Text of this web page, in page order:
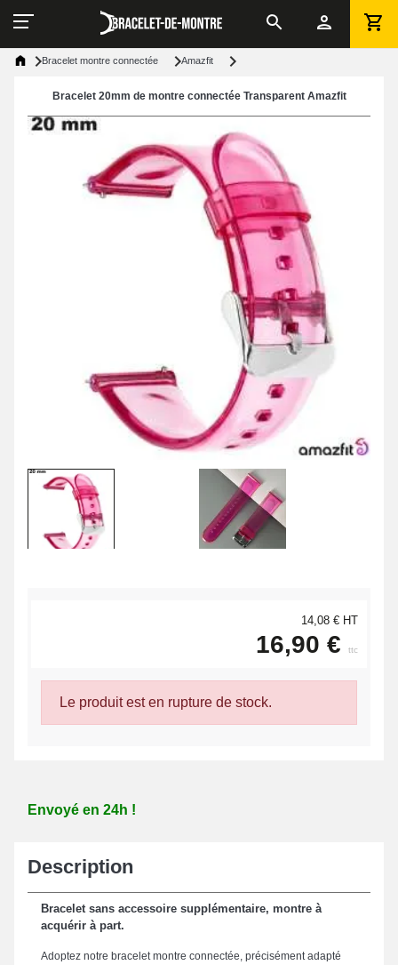
Bracelet montre connectée Amazfit
Bracelet 20mm de montre connectée Transparent Amazfit
14,08 € HT
16,90 € ttc
Le produit est en rupture de stock.
Envoyé en 24h !
Description
Bracelet sans accessoire supplémentaire, montre à
acquérir à part.
Adoptez notre bracelet montre connectée, précisément adapté